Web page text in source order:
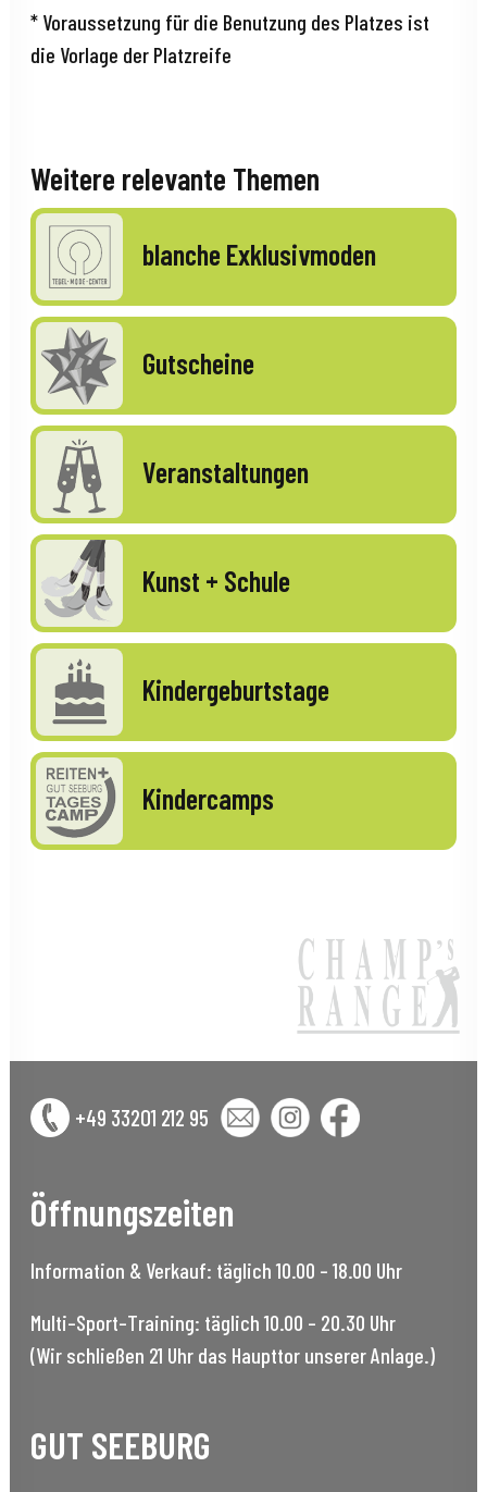
* Voraussetzung für die Benutzung des Platzes ist
die Vorlage der Platzreife
Weitere relevante Themen
blanche Exklusivmoden
Gutscheine
Veranstaltungen
Kunst + Schule
Kindergeburtstage
Kindercamps
+49 33201 212 95
Öffnungszeiten
Information & Verkauf: täglich 10.00 – 18.00 Uhr
Multi–Sport–Training: täglich 10.00 – 20.30 Uhr
(Wir schließen 21 Uhr das Haupttor unserer Anlage.)
GUT SEEBURG